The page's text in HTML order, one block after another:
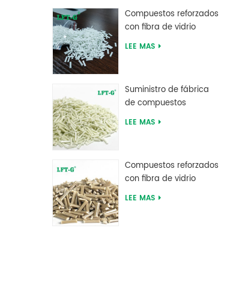
Compuestos reforzados
con fibra de vidrio
larga de tereftalato de
LEE MAS
Suministro de fábrica
de compuestos
reforzados con fibra de
LEE MAS
Compuestos reforzados
con fibra de vidrio
larga de sulfuro de
LEE MAS